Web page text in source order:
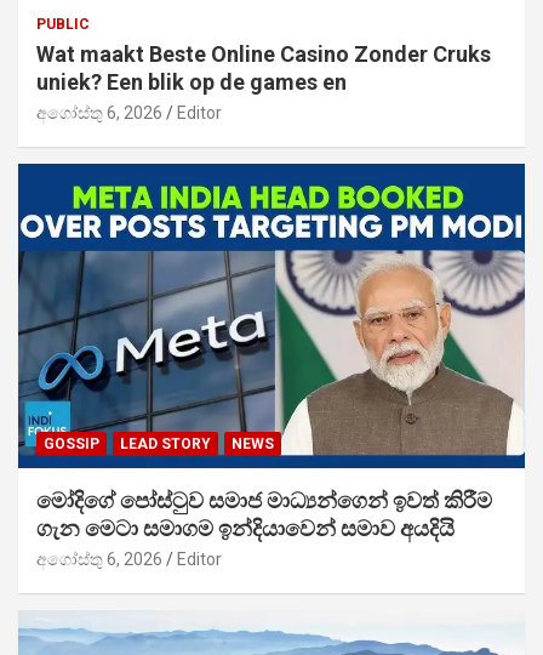
PUBLIC
Wat maakt Beste Online Casino Zonder Cruks
uniek? Een blik op de games en
අගෝස්තු 6, 2026 Editor
GOSSIP LEAD STORY NEWS
මෝදිගේ පෝස්ටුව සමාජ මාධ්‍යන්ගෙන් ඉවත් කිරීම
ගැන මෙටා සමාගම ඉන්දියාවෙන් සමාව අයදියි
අගෝස්තු 6, 2026 Editor